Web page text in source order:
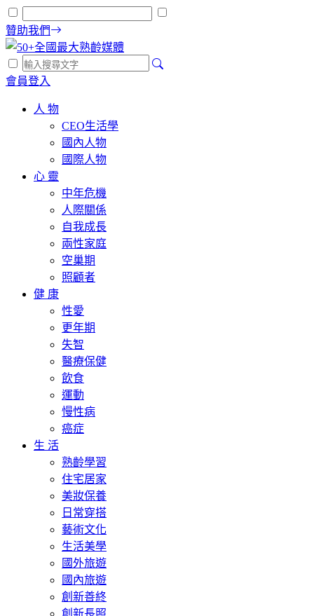
贊助我們
會員登入
人 物
CEO生活學
國內人物
國際人物
心 靈
中年危機
人際關係
自我成長
兩性家庭
空巢期
照顧者
健 康
性愛
更年期
失智
醫療保健
飲食
運動
慢性病
癌症
生 活
熟齡學習
住宅居家
美妝保養
日常穿搭
藝術文化
生活美學
國外旅遊
國內旅遊
創新善終
創新長照